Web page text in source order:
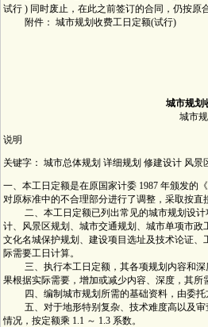
试行 ) 同时废止，在此之前签订的合同，仍按原
附件： 城市规划收费工日定额(试行)
城市规划
城市
说明
关键字： 城市总体规划 详细规划 修建设计 风
一、本工日定额是在原国家计委 1987 年颁发的
对原标准中的不合理部分进行了调整，采取按
二、本工日定额已列出常见的城市规划设计
计、风景区规划、城市交通规划、城市单项市
文化名城保护规划、建设项目选址及技术论证
际需要工日计算。
三、执行本工日定额，其各项规划内容和深
果根据实际需要，增加或减少内容、深度，其所
四、编制城市规划所需的基础资料，由委托
五、对于地形特别复杂、技术难度高以及审
情况，按定额乘 1.1 ～ 1.3 系数。